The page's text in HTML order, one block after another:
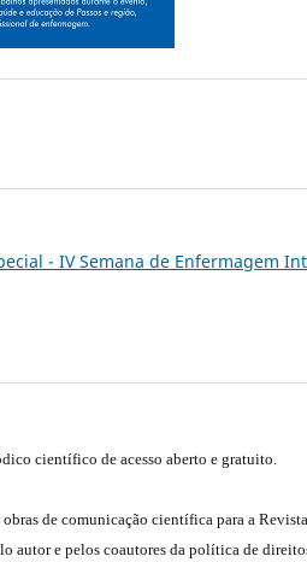
- IV Semana de Enfermagem
científico de acesso aberto e gratuito.
obras de comunicação científica para a
autor e pelos coautores da política de